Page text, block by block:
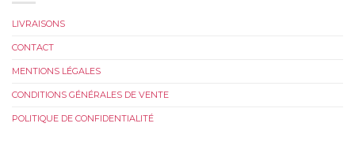
LIVRAISONS
CONTACT
MENTIONS LÉGALES
CONDITIONS GÉNÉRALES DE VENTE
POLITIQUE DE CONFIDENTIALITÉ